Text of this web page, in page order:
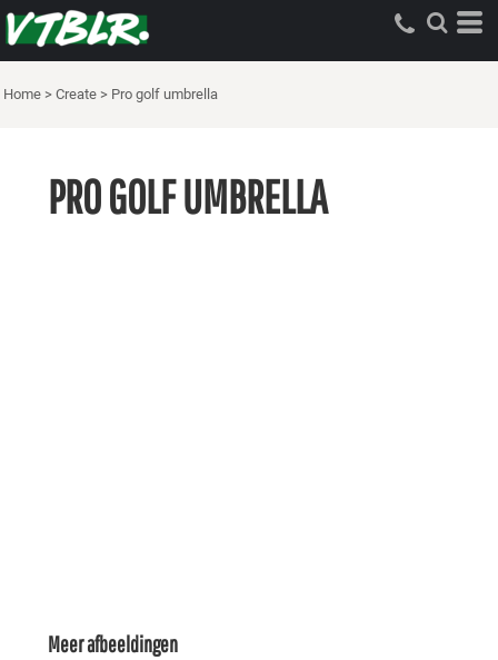
Home > Create > Pro golf umbrella
PRO GOLF UMBRELLA
Meer afbeeldingen